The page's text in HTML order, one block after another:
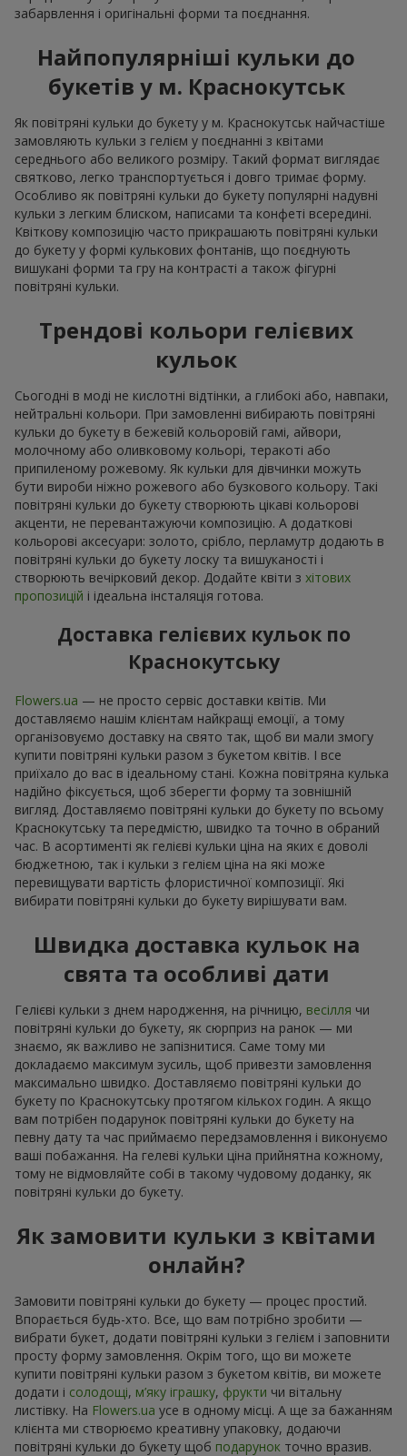
забарвлення і оригінальні форми та поєднання.
Найпопулярніші кульки до
букетів у м. Краснокутськ
Як повітряні кульки до букету у м. Краснокутськ найчастіше
замовляють кульки з гелієм у поєднанні з квітами
середнього або великого розміру. Такий формат виглядає
святково, легко транспортується і довго тримає форму.
Особливо як повітряні кульки до букету популярні надувні
кульки з легким блиском, написами та конфеті всередині.
Квіткову композицію часто прикрашають повітряні кульки
до букету у формі кулькових фонтанів, що поєднують
вишукані форми та гру на контрасті а також фігурні
повітряні кульки.
Трендові кольори гелієвих
кульок
Сьогодні в моді не кислотні відтінки, а глибокі або, навпаки,
нейтральні кольори. При замовленні вибирають повітряні
кульки до букету в бежевій кольоровій гамі, айвори,
молочному або оливковому кольорі, теракоті або
припиленому рожевому. Як кульки для дівчинки можуть
бути вироби ніжно рожевого або бузкового кольору. Такі
повітряні кульки до букету створюють цікаві кольорові
акценти, не перевантажуючи композицію. А додаткові
кольорові аксесуари: золото, срібло, перламутр додають в
повітряні кульки до букету лоску та вишуканості і
створюють вечірковий декор. Додайте квіти з хітових
пропозицій і ідеальна інсталяція готова.
Доставка гелієвих кульок по
Краснокутську
Flowers.ua — не просто сервіс доставки квітів. Ми
доставляємо нашім клієнтам найкращі емоції, а тому
організовуємо доставку на свято так, щоб ви мали змогу
купити повітряні кульки разом з букетом квітів. І все
приїхало до вас в ідеальному стані. Кожна повітряна кулька
надійно фіксується, щоб зберегти форму та зовнішній
вигляд. Доставляємо повітряні кульки до букету по всьому
Краснокутську та передмістю, швидко та точно в обраний
час. В асортименті як гелієві кульки ціна на яких є доволі
бюджетною, так і кульки з гелієм ціна на які може
перевищувати вартість флористичної композиції. Які
вибирати повітряні кульки до букету вирішувати вам.
Швидка доставка кульок на
свята та особливі дати
Гелієві кульки з днем народження, на річницю, весілля чи
повітряні кульки до букету, як сюрприз на ранок — ми
знаємо, як важливо не запізнитися. Саме тому ми
докладаємо максимум зусиль, щоб привезти замовлення
максимально швидко. Доставляємо повітряні кульки до
букету по Краснокутську протягом кількох годин. А якщо
вам потрібен подарунок повітряні кульки до букету на
певну дату та час приймаємо передзамовлення і виконуємо
ваші побажання. На гелеві кульки ціна прийнятна кожному,
тому не відмовляйте собі в такому чудовому доданку, як
повітряні кульки до букету.
Як замовити кульки з квітами
онлайн?
Замовити повітряні кульки до букету — процес простий.
Впорається будь-хто. Все, що вам потрібно зробити —
вибрати букет, додати повітряні кульки з гелієм і заповнити
просту форму замовлення. Окрім того, що ви можете
купити повітряні кульки разом з букетом квітів, ви можете
додати і солодощі, м’яку іграшку, фрукти чи вітальну
листівку. На Flowers.ua усе в одному місці. А ще за бажанням
клієнта ми створюємо креативну упаковку, додаючи
повітряні кульки до букету щоб подарунок точно вразив.